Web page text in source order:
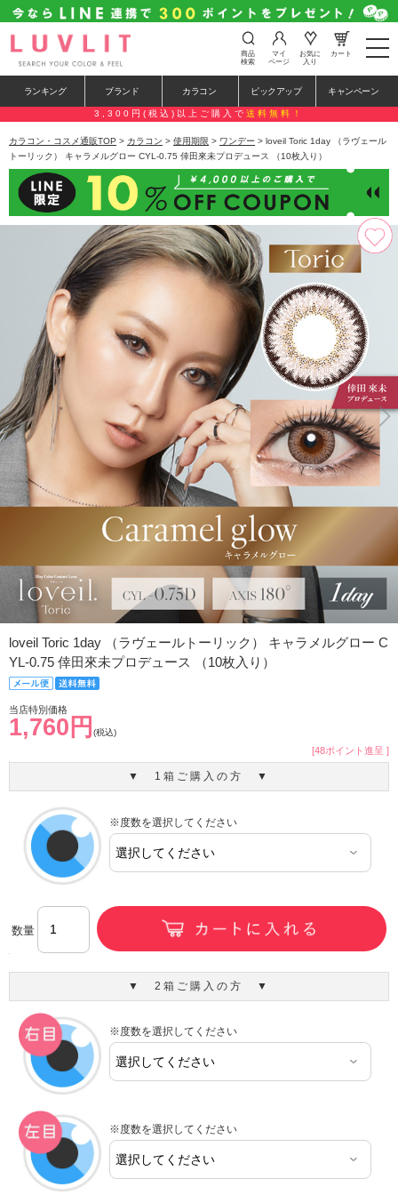
t
o
e
n
a
a
i
o
n
商品
検索
マイ
ページ
お気に
入り
カート
ランキング ブランド カラコン ピックアップ キャンペーン
3,300円(税込)以上ご購入で 送料無料！
カラコン・コスメ通販TOP > カラコン > 使用期限 > ワンデー > loveil Toric 1day （ラヴェール
トーリック） キャラメルグロー CYL-0.75 倖田來未プロデュース （10枚入り）
loveil Toric 1day （ラヴェールトーリック） キャラメルグロー C
YL-0.75 倖田來未プロデュース （10枚入り）
当店特別価格
1,760円 (税込)
[48ポイント進呈 ]
▼ 1箱ご購入の方 ▼
※度数を選択してください
数量
▼ 2箱ご購入の方 ▼
※度数を選択してください
※度数を選択してください